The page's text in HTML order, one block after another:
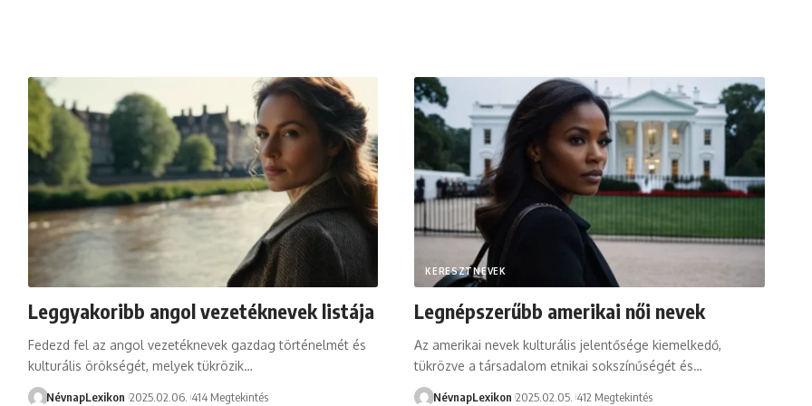
Leggyakoribb angol vezetéknevek listája
Fedezd fel az angol vezetéknevek gazdag történelmét és
kulturális örökségét, melyek tükrözik…
NévnapLexikon 2025.02.06. 414 Megtekintés
KERESZTNEVEK
Legnépszerűbb amerikai női nevek
Az amerikai nevek kulturális jelentősége kiemelkedő,
tükrözve a társadalom etnikai sokszínűségét és…
NévnapLexikon 2025.02.05. 412 Megtekintés